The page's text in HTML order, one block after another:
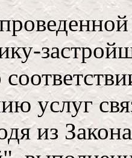
услуг
из